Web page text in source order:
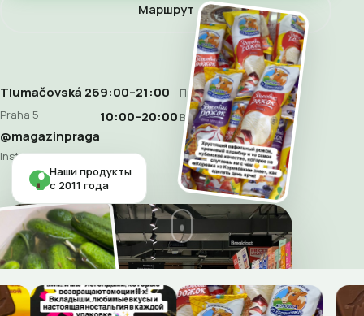
Маршрут
Tlumačovská 26
Praha 5
9:00–21:00 Пн–Сб
10:00–20:00 Воскресенье
@magazinpraga
Instagram
Наши продукты
с 2011 года